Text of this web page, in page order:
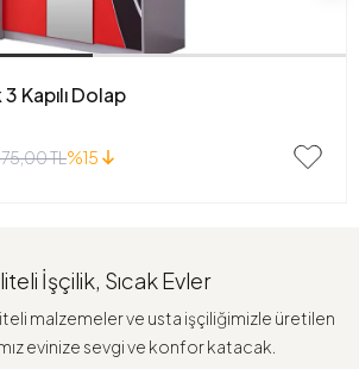
Kapılı Dolap
TL%15
İşçilik, Sıcak Evler
malzemeler ve usta işçiliğimizle üretilen
evinize sevgi ve konfor katacak.